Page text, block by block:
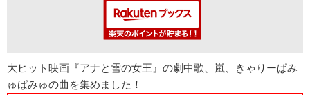
大ヒット映画『アナと雪の女王』の劇中歌、嵐、きゃりーぱみ
ゅぱみゅの曲を集めました！